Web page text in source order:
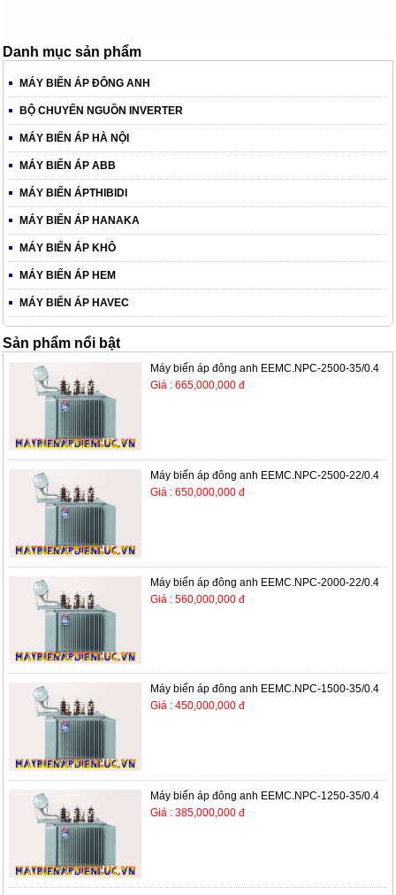
Danh mục sản phẩm
MÁY BIẾN ÁP ĐÔNG ANH
BỘ CHUYỂN NGUỒN INVERTER
MÁY BIẾN ÁP HÀ NỘI
MÁY BIẾN ÁP ABB
MÁY BIẾN ÁPTHIBIDI
MÁY BIẾN ÁP HANAKA
MÁY BIẾN ÁP KHÔ
MÁY BIẾN ÁP HEM
MÁY BIẾN ÁP HAVEC
Sản phẩm nổi bật
Máy biến áp đông anh EEMC.NPC-2500-35/0.4
Giá : 665,000,000 đ
Máy biến áp đông anh EEMC.NPC-2500-22/0.4
Giá : 650,000,000 đ
Máy biến áp đông anh EEMC.NPC-2000-22/0.4
Giá : 560,000,000 đ
Máy biến áp đông anh EEMC.NPC-1500-35/0.4
Giá : 450,000,000 đ
Máy biến áp đông anh EEMC.NPC-1250-35/0.4
Giá : 385,000,000 đ